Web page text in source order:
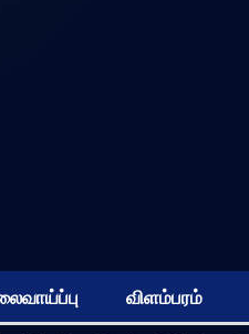
விளம்பரம்